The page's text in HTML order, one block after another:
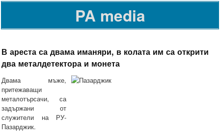
PA media
В ареста са двама иманяри, в колата им са открити
два металдетектора и монета
Двама мъже,
притежаващи
металотърсачи, са
задържани от
служители на РУ-
Пазарджик.